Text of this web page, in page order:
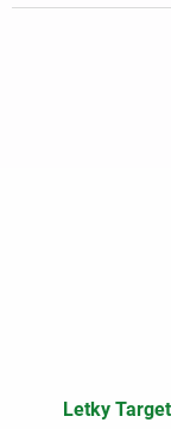
cena:
Letky